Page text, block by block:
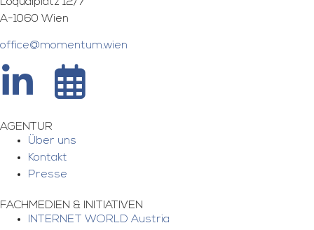
A-1060 Wien
office@momentum.wien
AGENTUR
Über uns
Kontakt
Presse
FACHMEDIEN & INITIATIVEN
INTERNET WORLD Austria